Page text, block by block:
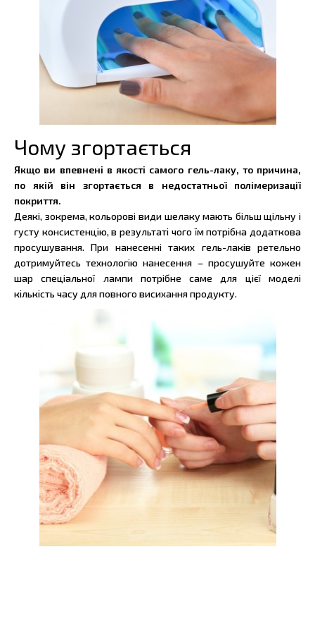
Чому згортається
Якщо ви впевнені в якості самого гель-лаку, то причина,
по якій він згортається в недостатньої полімеризації
покриття.
Деякі, зокрема, кольорові види шелаку мають більш щільну і
густу консистенцію, в результаті чого їм потрібна додаткова
просушування. При нанесенні таких гель-лаків ретельно
дотримуйтесь технологію нанесення – просушуйте кожен
шар спеціальної лампи потрібне саме для цієї моделі
кількість часу для повного висихання продукту.